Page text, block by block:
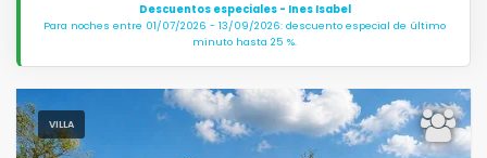
Descuentos especiales - Ines Isabel
Para noches entre 01/07/2026 - 13/09/2026: descuento especial de último
minuto hasta 25 %.
VILLA